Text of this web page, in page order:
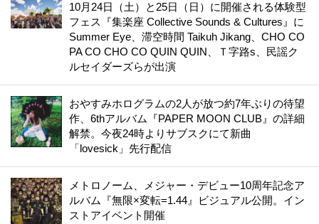
10月24日（土）と25日（日）に開催される体験型
フェス『集楽座 Collective Sounds & Cultures』に
Summer Eye、滞空時間 Taikuh Jikang、CHO CO
PA CO CHO CO QUIN QUIN、Ｔ字路s、民謡ク
ルセイダーズらが出演
おやすみホログラムの2人が放つ約7年ぶりの待望
作、6thアルバム『PAPER MOON CLUB』の詳細
解禁。今夜24時よりサブスクにて新曲
「lovesick」先行配信
メトロノーム、メジャー・デビュー10周年記念ア
ルバム『無限×変転=1.44』ビジュアル公開。イン
ストアイベント開催